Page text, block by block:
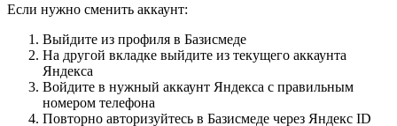
Если нужно сменить аккаунт:
Выйдите из профиля в Базисмеде
На другой вкладке выйдите из текущего аккаунта
Яндекса
Войдите в нужный аккаунт Яндекса с правильным
номером телефона
Повторно авторизуйтесь в Базисмеде через Яндекс ID